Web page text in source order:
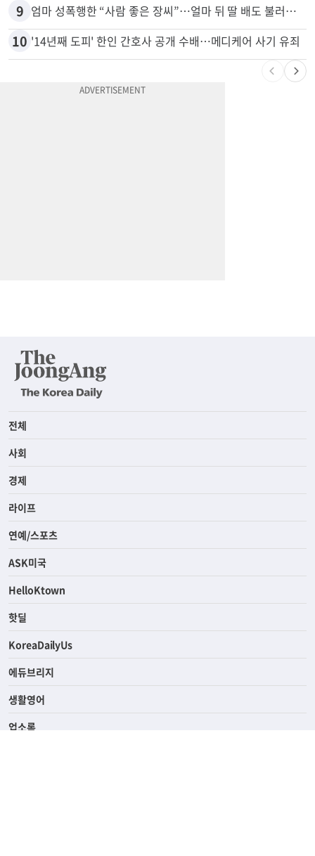
9 엄마 성폭행한 “사람 좋은 장씨”…얼마 뒤 딸 배도 불러왔다
10 '14년째 도피' 한인 간호사 공개 수배…메디케어 사기 유죄
전체
사회
경제
라이프
연예/스포츠
ASK미국
HelloKtown
핫딜
KoreaDailyUs
에듀브리지
생활영어
업소록